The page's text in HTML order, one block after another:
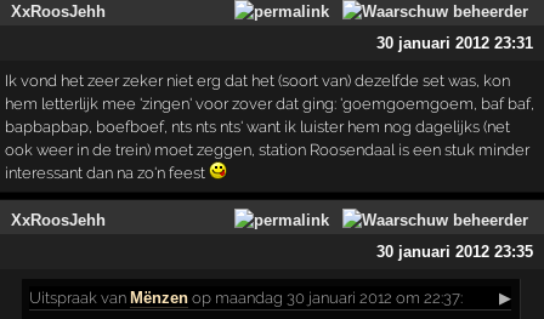
XxRoosJehh
30 januari 2012 23:31
Ik vond het zeer zeker niet erg dat het (soort van) dezelfde set was, kon
hem letterlijk mee 'zingen' voor zover dat ging: 'goemgoemgoem, baf baf,
bapbapbap, boefboef, nts nts nts' want ik luister hem nog dagelijks (net
ook weer in de trein) moet zeggen, station Roosendaal is een stuk minder
interessant dan na zo'n feest
XxRoosJehh
30 januari 2012 23:35
Uitspraak van Mënzen op maandag 30 januari 2012 om 22:37:
▶